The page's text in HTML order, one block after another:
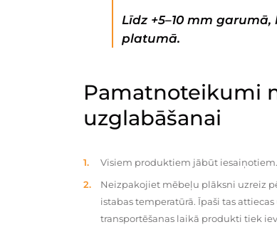
Līdz +5–10 mm garumā,
platumā.
Pamatnoteikumi
uzglabāšanai
Visiem produktiem jābūt iesaiņotiem.
Neizpakojiet mēbeļu plāksni uzreiz
istabas temperatūrā. Īpaši tas
transportēšanas laikā produkti tiek